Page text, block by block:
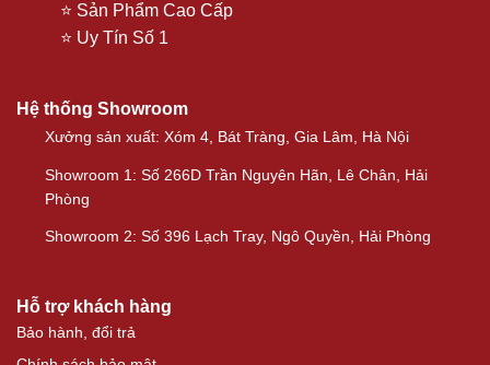
⭐ Sản Phẩm Cao Cấp
⭐ Uy Tín Số 1
Hệ thống Showroom
Xưởng sản xuất: Xóm 4, Bát Tràng, Gia Lâm, Hà Nội
Showroom 1: Số 266D Trần Nguyên Hãn, Lê Chân, Hải
Phòng
Showroom 2: Số 396 Lạch Tray, Ngô Quyền, Hải Phòng
Hỗ trợ khách hàng
Bảo hành, đổi trả